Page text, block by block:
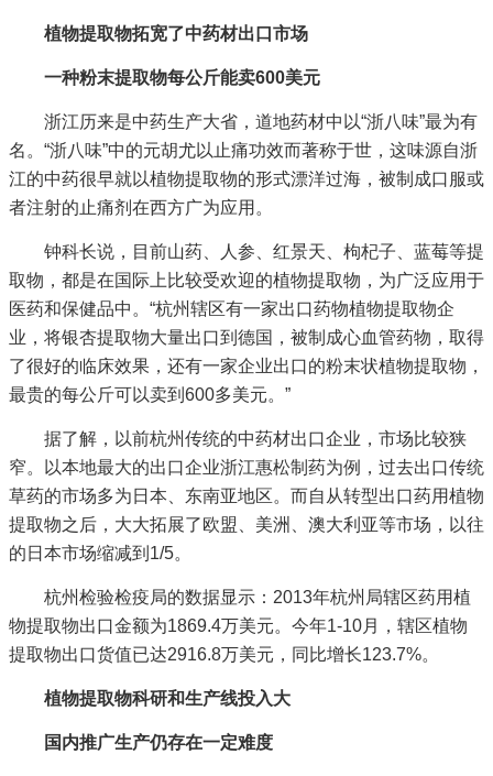
植物提取物拓宽了中药材出口市场
一种粉末提取物每公斤能卖600美元
浙江历来是中药生产大省，道地药材中以“浙八味”最为有
名。“浙八味”中的元胡尤以止痛功效而著称于世，这味源自浙
江的中药很早就以植物提取物的形式漂洋过海，被制成口服或
者注射的止痛剂在西方广为应用。
钟科长说，目前山药、人参、红景天、枸杞子、蓝莓等提
取物，都是在国际上比较受欢迎的植物提取物，为广泛应用于
医药和保健品中。“杭州辖区有一家出口药物植物提取物企
业，将银杏提取物大量出口到德国，被制成心血管药物，取得
了很好的临床效果，还有一家企业出口的粉末状植物提取物，
最贵的每公斤可以卖到600多美元。”
据了解，以前杭州传统的中药材出口企业，市场比较狭
窄。以本地最大的出口企业浙江惠松制药为例，过去出口传统
草药的市场多为日本、东南亚地区。而自从转型出口药用植物
提取物之后，大大拓展了欧盟、美洲、澳大利亚等市场，以往
的日本市场缩减到1/5。
杭州检验检疫局的数据显示：2013年杭州局辖区药用植
物提取物出口金额为1869.4万美元。今年1-10月，辖区植物
提取物出口货值已达2916.8万美元，同比增长123.7%。
植物提取物科研和生产线投入大
国内推广生产仍存在一定难度